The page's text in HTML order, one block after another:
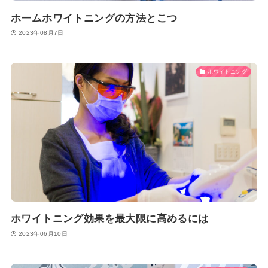
ホームホワイトニングの方法とこつ
2023年08月7日
ホワイトニング
ホワイトニング効果を最大限に高めるには
2023年06月10日